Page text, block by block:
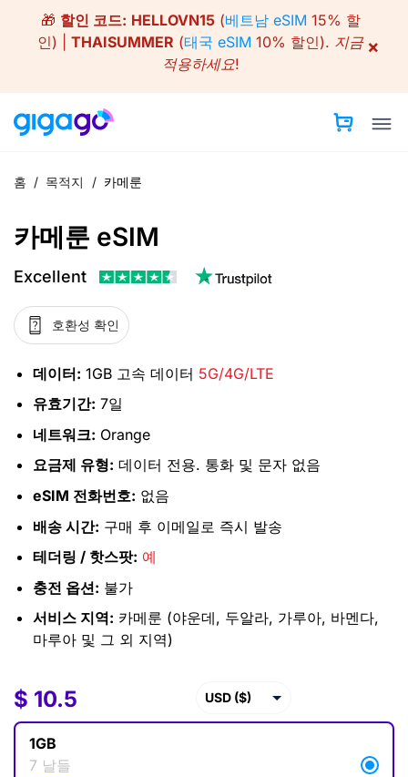
content
🎁 할인 코드: HELLOVN15(베트남 eSIM 15% 할
인) | THAISUMMER (태국 eSIM 10% 할인). 지금
적용하세요!
×
홈 / 목적지 / 카메룬
카메룬 eSIM
Excellent
호환성 확인
데이터: 1GB 고속 데이터 5G/4G/LTE
유효기간: 7일
네트워크: Orange
요금제 유형: 데이터 전용. 통화 및 문자 없음
eSIM 전화번호: 없음
배송 시간: 구매 후 이메일로 즉시 발송
테더링 / 핫스팟: 예
충전 옵션: 불가
서비스 지역: 카메룬 (야운데, 두알라, 가루아, 바멘다,
마루아 및 그 외 지역)
$ 10.5 USD ($)
1GB
7 날들
$ 10.5